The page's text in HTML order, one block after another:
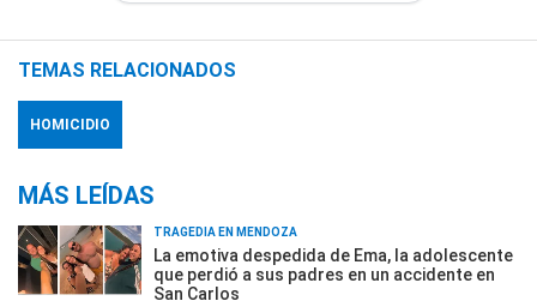
TEMAS RELACIONADOS
HOMICIDIO
MÁS LEÍDAS
TRAGEDIA EN MENDOZA
La emotiva despedida de Ema, la adolescente
que perdió a sus padres en un accidente en
San Carlos